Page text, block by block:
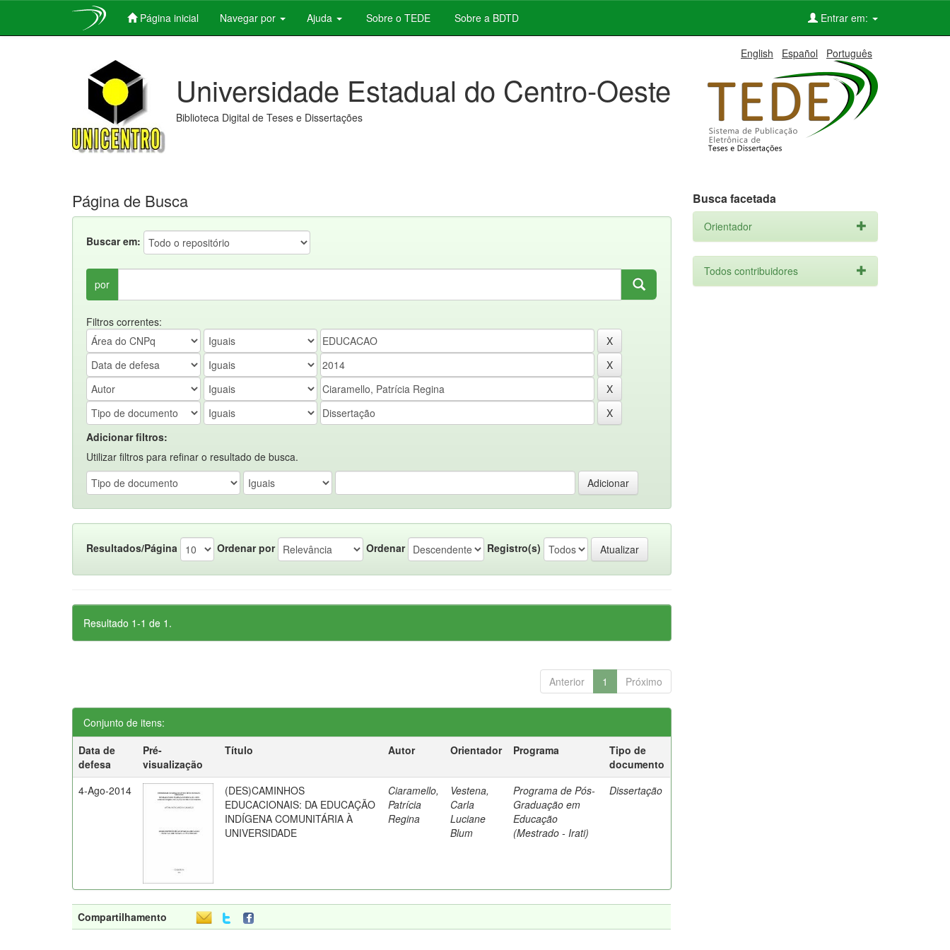
Página inicial Navegar por Ajuda Sobre o TEDE Sobre a BDTD Entrar em:
English Español Português
Universidade Estadual do Centro-Oeste
Biblioteca Digital de Teses e Dissertações
Página de Busca
Buscar em:
por
Filtros correntes:
Adicionar filtros:
Utilizar filtros para refinar o resultado de busca.
Resultados/Página Ordenar por Ordenar Registro(s)
Resultado 1-1 de 1.
Anterior 1 Próximo
Conjunto de itens:
Data de
defesa
Pré-
visualização
Título Autor Orientador Programa
Tipo de
documento
4-Ago-2014
(DES)CAMINHOS
EDUCACIONAIS: DA EDUCAÇÃO
INDÍGENA COMUNITÁRIA À
UNIVERSIDADE
Ciaramello,
Patrícia
Regina
Vestena,
Carla
Luciane
Blum
Programa de Pós-
Graduação em
Educação
(Mestrado - Irati)
Dissertação
Compartilhamento
Busca facetada
Orientador
Todos contribuidores